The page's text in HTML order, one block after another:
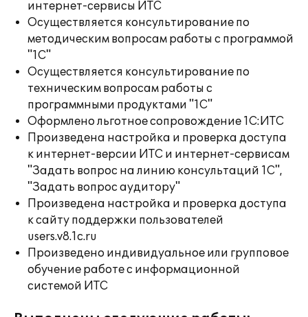
интернет-сервисы ИТС
Осуществляется консультирование по
методическим вопросам работы с программой
"1С"
Осуществляется консультирование по
техническим вопросам работы с
программными продуктами "1С"
Оформлено льготное сопровождение 1С:ИТС
Произведена настройка и проверка доступа
к интернет-версии ИТС и интернет-сервисам
"Задать вопрос на линию консультаций 1С",
"Задать вопрос аудитору"
Произведена настройка и проверка доступа
к сайту поддержки пользователей
users.v8.1c.ru
Произведено индивидуальное или групповое
обучение работе с информационной
системой ИТС